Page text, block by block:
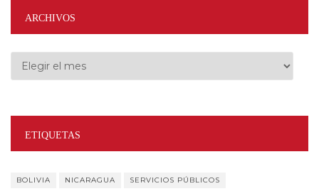
ARCHIVOS
Archivos
ETIQUETAS
BOLIVIA NICARAGUA SERVICIOS PÚBLICOS